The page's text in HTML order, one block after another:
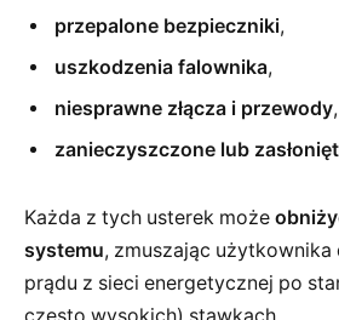
przepalone bezpieczniki,
uszkodzenia falownika,
niesprawne złącza i przewody,
zanieczyszczone lub
Każda z tych usterek może
systemu, zmuszając użytkownika
prądu z sieci energetycznej po
często wysokich) stawkach.